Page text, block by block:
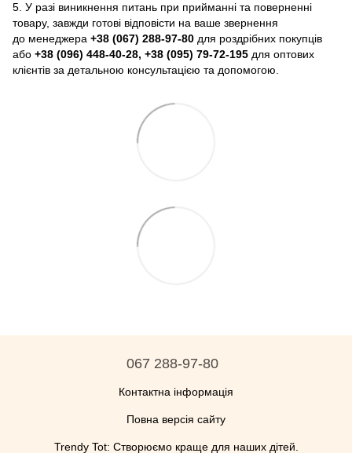
5. У разі виникнення питань при прийманні та поверненні
товару, завжди готові відповісти на ваше звернення
до менеджера +38 (067) 288-97-80 для роздрібних покупців
або +38 (096) 448-40-28, +38 (095) 79-72-195 для оптових
клієнтів за детальною консультацією та допомогою.
067 288-97-80
Контактна інформація
Повна версія сайту
Trendy Tot: Створюємо краще для наших дітей.